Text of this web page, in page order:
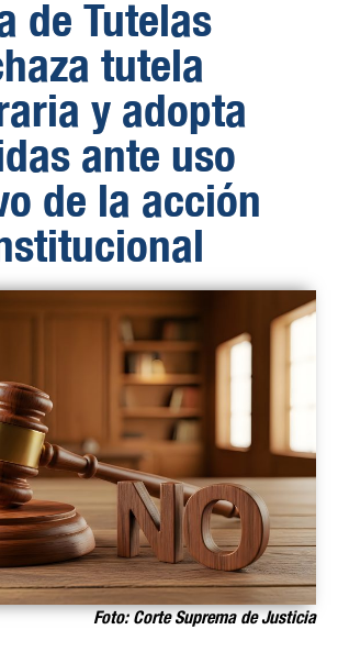
de Tutelas
tutela
y adopta
ante uso
de la acción
Foto: Corte Suprema de Justicia